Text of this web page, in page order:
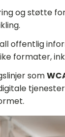
og støtte
offentlig
formater,
som